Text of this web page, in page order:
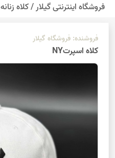
فروشگاه اینترنتی گیلار /کلاه زنانه
فروشنده: فروشگاه گیلار
کلاه اسپرتNY